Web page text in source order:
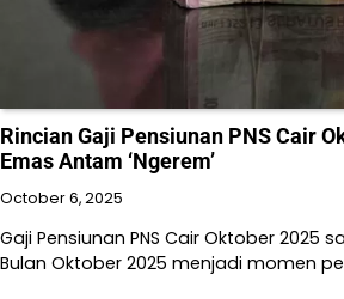
Rincian Gaji Pensiunan PNS Cair
Emas Antam ‘Ngerem’
October 6, 2025
Gaji Pensiunan PNS Cair Oktober 2025
Bulan Oktober 2025 menjadi momen